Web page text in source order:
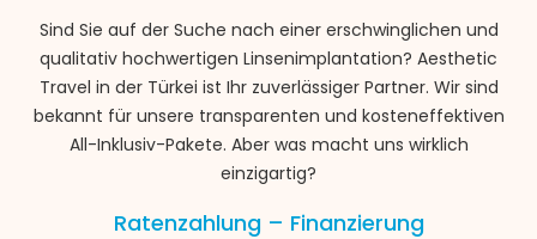
Sind Sie auf der Suche nach einer erschwinglichen und
qualitativ hochwertigen Linsenimplantation? Aesthetic
Travel in der Türkei ist Ihr zuverlässiger Partner. Wir sind
bekannt für unsere transparenten und kosteneffektiven
All-Inklusiv-Pakete. Aber was macht uns wirklich
einzigartig?
Ratenzahlung – Finanzierung